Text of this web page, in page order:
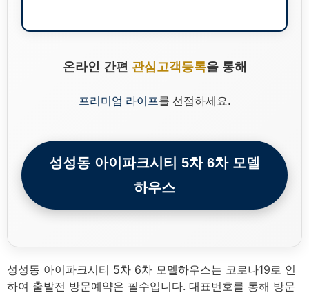
온라인 간편 관심고객등록을 통해
프리미엄 라이프를 선점하세요.
성성동 아이파크시티 5차 6차 모델
하우스
성성동 아이파크시티 5차 6차 모델하우스는 코로나19로 인
하여 출발전 방문예약은 필수입니다. 대표번호를 통해 방문